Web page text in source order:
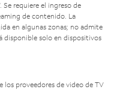
requiere el ingreso de
de contenido. La
en algunas zonas; no admite
disponible solo en dispositivos
los proveedores de video de TV